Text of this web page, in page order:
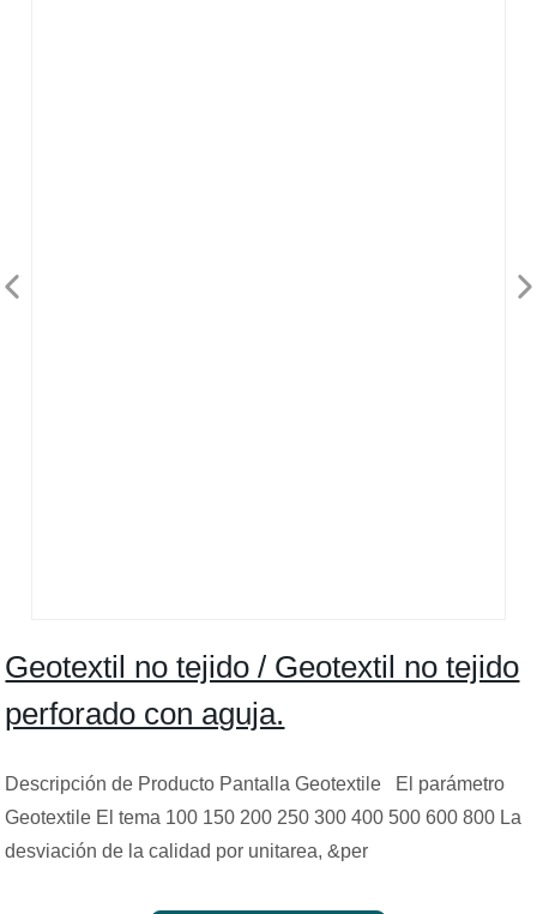
Geotextil no tejido / Geotextil no tejido
perforado con aguja.
Descripción de Producto Pantalla Geotextile El parámetro
Geotextile El tema 100 150 200 250 300 400 500 600 800 La
desviación de la calidad por unitarea, &per